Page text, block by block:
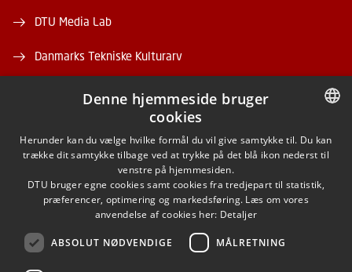
DTU Media Lab
Danmarks Tekniske Kulturarv
FACEBOOK
INSTAGRAM
LINKEDIN
DANISH
ENGLISH
Denne hjemmeside bruger
cookies
Herunder kan du vælge hvilke formål du vil give samtykke til. Du kan
trække dit samtykke tilbage ved at trykke på det blå ikon nederst til
venstre på hjemmesiden.
DTU bruger egne cookies samt cookies fra tredjepart til statistik,
præferencer, optimering og markedsføring. Læs om vores
anvendelse af cookies her: Detaljer
ABSOLUT NØDVENDIGE MÅLRETNING